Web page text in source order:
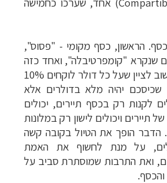
כסף. הראשון, כסף מקומי - "פסוס",
שנקרא "קומפרטיבלה", ואחד כזה
שווה לאירו אחד. (חשוב לציין שעל כל דולר לוקחים 10%
יהיה מלא בדולרים אלא
לקנות רק בכסף תיירים, יכולים
תיירים ויכולים לישון רק במלונות
הדבר הופך את הטיול בקובה קשה
על מנת לחשוף את האמת
ואת התרבות שמוסתרת סביב על
והכסף.
טיולים לצפון אמריקה לחצו לרשימת היעדים »
והפלגות נופשלחצו לרשימת היעדים »